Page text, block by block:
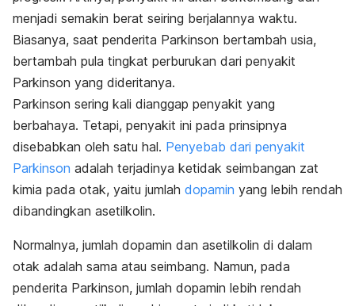
menjadi semakin berat seiring berjalannya waktu.
Biasanya, saat penderita Parkinson bertambah usia,
bertambah pula tingkat perburukan dari penyakit
Parkinson yang dideritanya.
Parkinson sering kali dianggap penyakit yang
berbahaya. Tetapi, penyakit ini pada prinsipnya
disebabkan oleh satu hal. Penyebab dari penyakit
Parkinson adalah terjadinya ketidak seimbangan zat
kimia pada otak, yaitu jumlah dopamin yang lebih rendah
dibandingkan asetilkolin.
Normalnya, jumlah dopamin dan asetilkolin di dalam
otak adalah sama atau seimbang. Namun, pada
penderita Parkinson, jumlah dopamin lebih rendah